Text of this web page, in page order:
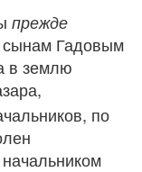
прежде
Гадовым
в землю
по